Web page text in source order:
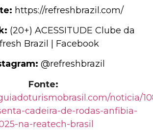
https://refreshbrazil.com/
(20+) ACESSITUDE Clube da
Brazil | Facebook
@refreshbrazil
Fonte:
noticia/
cadeira-de-rodas-anfibia-
na-reatech-brasil